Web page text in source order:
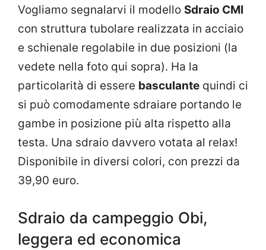
Vogliamo segnalarvi il modello Sdraio CMI
con struttura tubolare realizzata in acciaio
e schienale regolabile in due posizioni (la
vedete nella foto qui sopra). Ha la
particolarità di essere basculante quindi ci
si può comodamente sdraiare portando le
gambe in posizione più alta rispetto alla
testa. Una sdraio davvero votata al relax!
Disponibile in diversi colori, con prezzi da
39,90 euro.
Sdraio da campeggio Obi,
leggera ed economica